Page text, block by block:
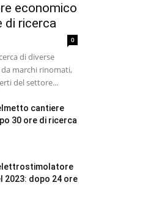
economico
di ricerca
0
di diverse
marchi rinomati,
del settore...
cantiere
30 ore di ricerca
2023: dopo 24 ore